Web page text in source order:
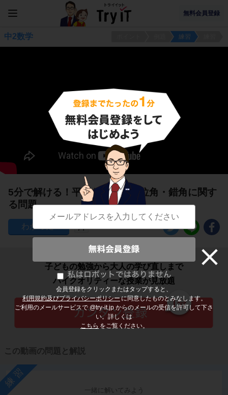
無料会員登録
会員登録をクリックまたはタップすると、
利用規約及びプライバシーポリシーに同意したものとみなします。
ご利用のメールサービスで @try-it.jp からのメールの受信を許可して下さ
い。詳しくは
こちら をご覧ください。
中2数学 練習
5分で解ける！平行なときの同位角・錯角に関す
る問題
71
子どもの勉強から大人の学び直しまで
ハイクオリティーな授業が見放題
この動画の問題と解説
練習
一緒に解いてみよう